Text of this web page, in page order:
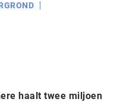
haalt twee miljoen